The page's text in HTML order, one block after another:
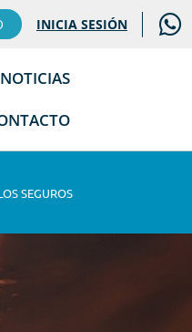
INICIA SESIÓN
NOTICIAS
SEGUROS